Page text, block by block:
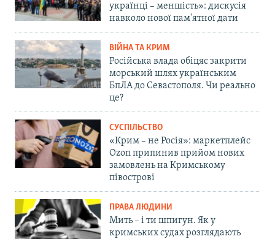
українці – меншість»: дискусія
навколо нової пам'ятної дати
ВІЙНА ТА КРИМ
Російська влада обіцяє закрити
морський шлях українським
БпЛА до Севастополя. Чи реально
це?
СУСПІЛЬСТВО
«Крим – не Росія»: маркетплейс
Ozon припинив прийом нових
замовлень на Кримському
півострові
ПРАВА ЛЮДИНИ
Мить – і ти шпигун. Як у
кримських судах розглядають